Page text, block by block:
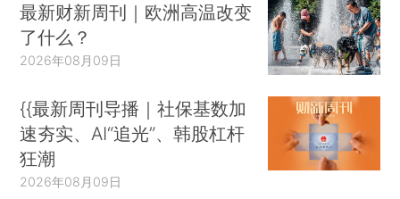
最新财新周刊｜欧洲高温改变
了什么？
2026年08月09日
{{最新周刊导播｜社保基数加
速夯实、AI“追光”、韩股杠杆
狂潮
2026年08月09日